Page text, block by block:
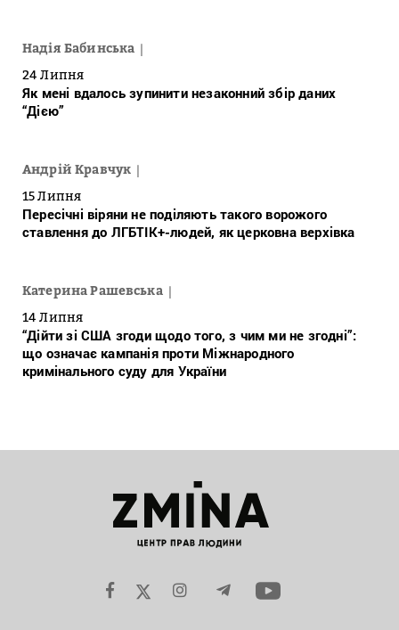
Надія Бабинська
24 Липня
Як мені вдалось зупинити незаконний збір даних
“Дією”
Андрій Кравчук
15 Липня
Пересічні віряни не поділяють такого ворожого
ставлення до ЛГБТІК+-людей, як церковна верхівка
Катерина Рашевська
14 Липня
“Дійти зі США згоди щодо того, з чим ми не згодні”:
що означає кампанія проти Міжнародного
кримінального суду для України